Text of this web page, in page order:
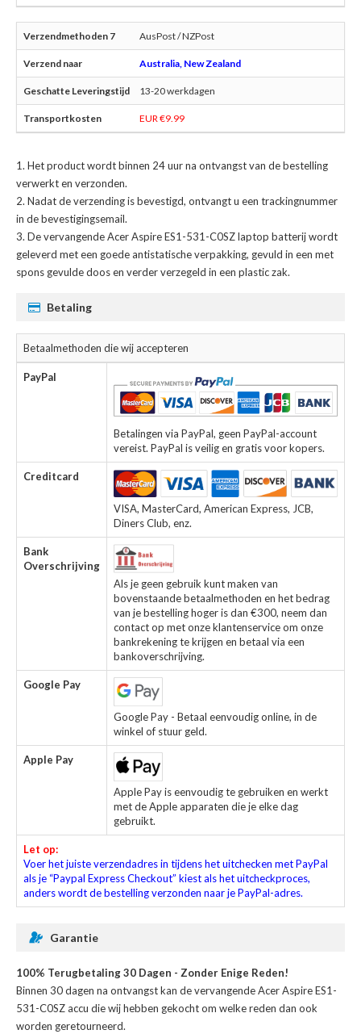
AusPost / NZPost
Australia, New Zealand
13-20 werkdagen
EUR €9.99
Het product wordt binnen 24 uur na ontvangst van de bestelling
verwerkt en verzonden.
Nadat de verzending is bevestigd, ontvangt u een trackingnummer
in de bevestigingsemail.
Devervangende Acer Aspire ES1-531-C0SZ laptop batterijwordt
geleverd met een goede antistatische verpakking, gevuld in een met
spons gevulde doos en verder verzegeld in een plastic zak.
Betaling
Betaalmethoden die wij accepteren
PayPal
Betalingen via PayPal, geen PayPal-account
vereist. PayPal is veilig en gratis voor kopers.
Creditcard
VISA, MasterCard, American Express, JCB,
Diners Club, enz.
Bank
Overschrijving
Als je geen gebruik kunt maken van
bovenstaande betaalmethoden en het bedrag
van je bestelling hoger is dan €300, neem dan
contact op met onze klantenservice om onze
bankrekening te krijgen en betaal via een
bankoverschrijving.
Google Pay
Google Pay - Betaal eenvoudig online, in de
winkel of stuur geld.
Apple Pay
Apple Pay is eenvoudig te gebruiken en werkt
met de Apple apparaten die je elke dag
gebruikt.
Let op:
Voer het juiste verzendadres in tijdens het uitchecken met PayPal
als je “Paypal Express Checkout” kiest als het uitcheckproces,
anders wordt de bestelling verzonden naar je PayPal-adres.
Garantie
100% Terugbetaling 30 Dagen - Zonder Enige Reden!
Binnen 30 dagen na ontvangst kan devervangende Acer Aspire ES1-
531-C0SZ accu die wij hebben gekocht om welke reden dan ook
worden geretourneerd.